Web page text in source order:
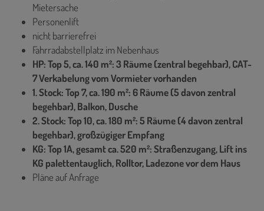
Mietersache
Personenlift
nicht barrierefrei
Fahrradabstellplatz im Nebenhaus
HP: Top 5, ca. 140 m²: 3 Räume (zentral begehbar), CAT-
7 Verkabelung vom Vormieter vorhanden
1. Stock: Top 7, ca. 190 m²: 6 Räume (5 davon zentral
begehbar), Balkon, Dusche
2. Stock: Top 10, ca. 180 m²: 5 Räume (4 davon zentral
begehbar), großzügiger Empfang
KG: Top 1A, gesamt ca. 520 m²: Straßenzugang, Lift ins
KG palettentauglich, Rolltor, Ladezone vor dem Haus
Pläne auf Anfrage